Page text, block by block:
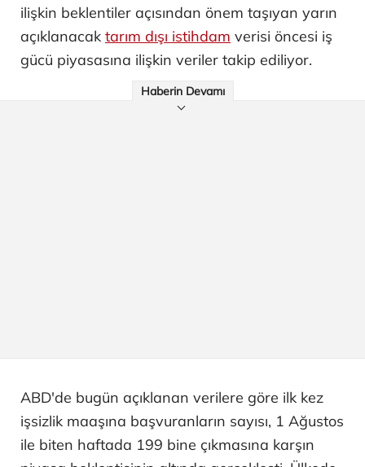
ilişkin beklentiler açısından önem taşıyan yarın
açıklanacak tarım dışı istihdam verisi öncesi iş
gücü piyasasına ilişkin veriler takip ediliyor.
Haberin Devamı
ABD'de bugün açıklanan verilere göre ilk kez
işsizlik maaşına başvuranların sayısı, 1 Ağustos
ile biten haftada 199 bine çıkmasına karşın